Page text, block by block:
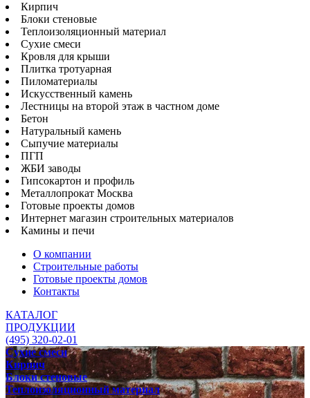
Кирпич
Блоки стеновые
Теплоизоляционный материал
Сухие смеси
Кровля для крыши
Плитка тротуарная
Пиломатериалы
Искусственный камень
Лестницы на второй этаж в частном доме
Бетон
Натуральный камень
Сыпучие материалы
ПГП
ЖБИ заводы
Гипсокартон и профиль
Металлопрокат Москва
Готовые проекты домов
Интернет магазин строительных материалов
Камины и печи
О компании
Строительные работы
Готовые проекты домов
Контакты
КАТАЛОГ
ПРОДУКЦИИ
(495) 320-02-01
Сухие смеси
Кирпич
Блоки стеновые
Теплоизоляционный материал